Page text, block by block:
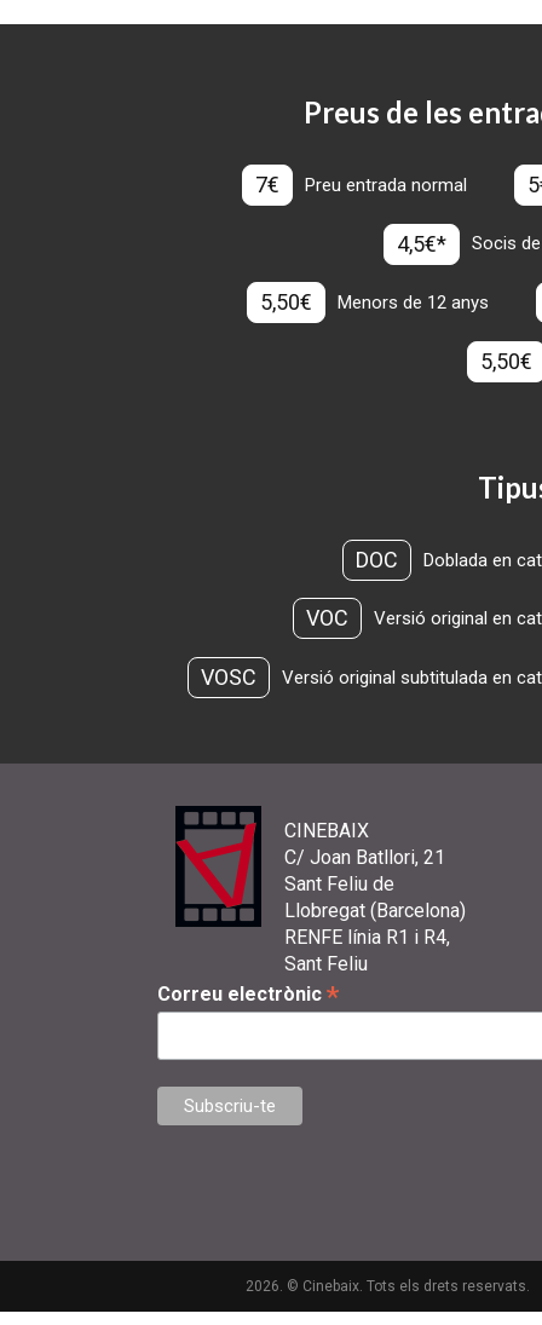
Preus de les
7€ Preu entrada normal
4,5€* Socis
5,50€ Menors de 12 anys
5,50€
DOC Doblada en
VOC Versió original en
VOSC Versió original subtitulada en
CINEBAIX
C/ Joan Batllori, 21
Sant Feliu de
Llobregat (Barcelona)
RENFE línia R1 i R4,
Sant Feliu
Correu electrònic *
2026. © Cinebaix. Tots els drets reservats.